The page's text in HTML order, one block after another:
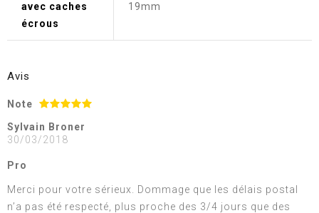
avec caches
écrous
19mm
Avis
Note
Sylvain Broner
30/03/2018
Pro
Merci pour votre sérieux. Dommage que les délais postal
n’a pas été respecté, plus proche des 3/4 jours que des